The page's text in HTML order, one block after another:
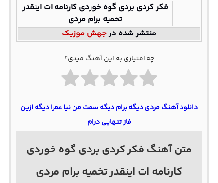
فکر کردی بردی گوه خوردی کارنامه‌ ات اینقدر
تخمیه برام مردی
منتشر شده درجهش موزیک
چه امتیازی به این آهنگ میدی؟
دانلود آهنگ مردی دیگه برام دیگه سمت من نیا عمرا دیگه ازین
فاز تنهایی درام
متن آهنگ فکر کردی بردی گوه خوردی
کارنامه‌ ات اینقدر تخمیه برام مردی